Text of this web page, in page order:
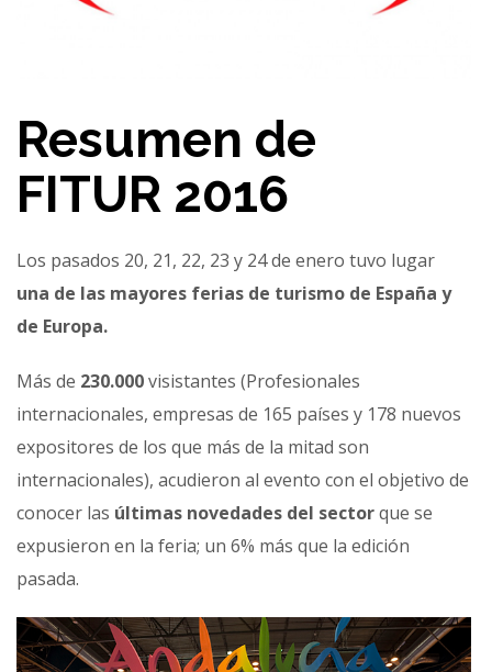
Resumen de
FITUR 2016
Los pasados 20, 21, 22, 23 y 24 de enero tuvo lugar
una de las mayores ferias de turismo de España y
de Europa.
Más de 230.000visistantes (Profesionales
internacionales, empresas de 165 países y 178 nuevos
expositores de los que más de la mitad son
internacionales), acudieron al evento con el objetivo de
conocer las últimas novedades del sectorque se
expusieron en la feria; un 6% más que la edición
pasada.